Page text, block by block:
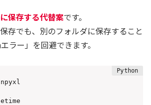
保存する代替案です。
存でも、別のフォルダに保存すること
ラー」を回避できます。